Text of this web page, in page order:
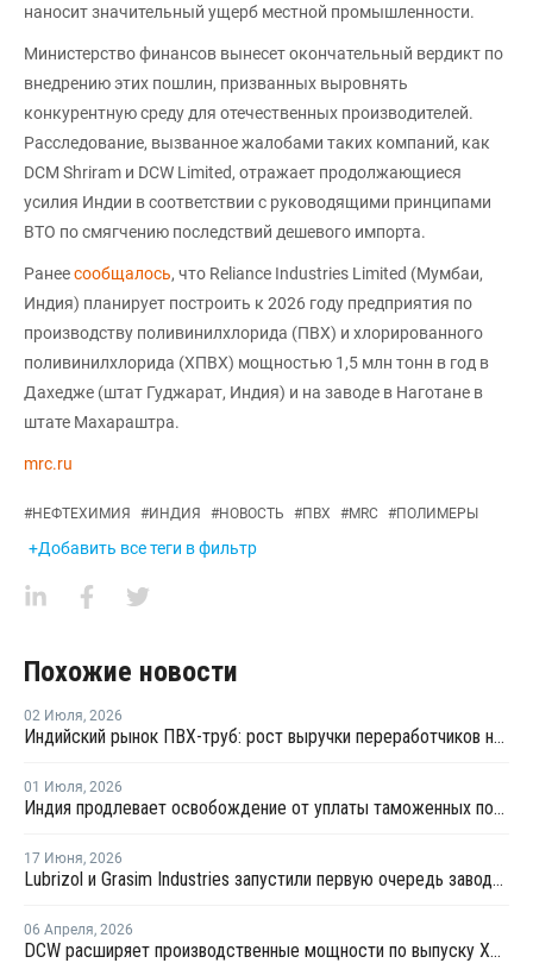
наносит значительный ущерб местной промышленности.
Министерство финансов вынесет окончательный вердикт по
внедрению этих пошлин, призванных выровнять
конкурентную среду для отечественных производителей.
Расследование, вызванное жалобами таких компаний, как
DCM Shriram и DCW Limited, отражает продолжающиеся
усилия Индии в соответствии с руководящими принципами
ВТО по смягчению последствий дешевого импорта.
Ранеесообщалось, что Reliance Industries Limited (Мумбаи,
Индия) планирует построить к 2026 году предприятия по
производству поливинилхлорида (ПВХ) и хлорированного
поливинилхлорида (ХПВХ) мощностью 1,5 млн тонн в год в
Дахедже (штат Гуджарат, Индия) и на заводе в Наготане в
штате Махараштра.
mrc.ru
#НЕФТЕХИМИЯ #ИНДИЯ #НОВОСТЬ #ПВХ #MRC #ПОЛИМЕРЫ
+Добавить все теги в фильтр
Похожие новости
02 Июля, 2026
Индийский рынок ПВХ-труб: рост выручки переработчиков на фоне высоких цен на смолу
01 Июля, 2026
Индия продлевает освобождение от уплаты таможенных пошлин на импорт нефтехимии на фоне конфликта на Ближнем Востоке
17 Июня, 2026
Lubrizol и Grasim Industries запустили первую очередь завода по производству смолы ХПВХ в Индии
06 Апреля, 2026
DCW расширяет производственные мощности по выпуску ХПВХ